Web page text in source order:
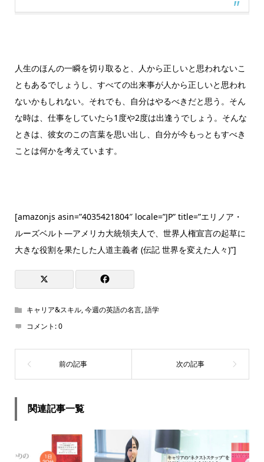
人生のほんの一瞬を切り取ると、人から正しいと思われないこ
ともあるでしょうし、すべての出来事が人から正しいと思われ
ないかもしれない。それでも、自分はやるべきだと思う。そん
な時は、仕事をしていたら1度や2度は出逢うでしょう。そんな
ときは、彼女のこの言葉を思い出し、自分が今もっともすべき
ことは何かを考えています。
[amazonjs asin=”4035421804″ locale=”JP” title=”エリノア・
ルーズベルト―アメリカ大統領夫人で、世界人権宣言の起草に
大きな役割を果たした人道主義者 (伝記 世界を変えた人々)”]
キャリア&スキル,今週の英語の名言,語学
コメント:0
関連記事一覧